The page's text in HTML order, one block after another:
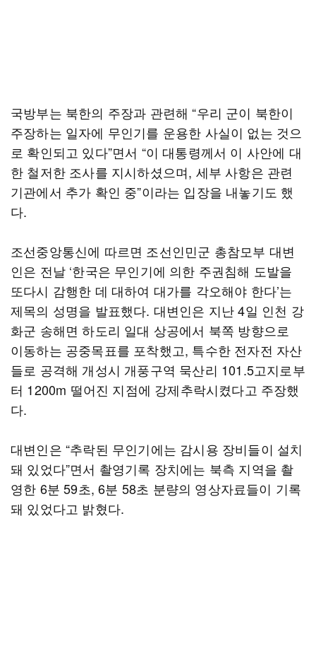
국방부는 북한의 주장과 관련해 “우리 군이 북한이
주장하는 일자에 무인기를 운용한 사실이 없는 것으
로 확인되고 있다”면서 “이 대통령께서 이 사안에 대
한 철저한 조사를 지시하셨으며, 세부 사항은 관련
기관에서 추가 확인 중”이라는 입장을 내놓기도 했
다.
조선중앙통신에 따르면 조선인민군 총참모부 대변
인은 전날 ‘한국은 무인기에 의한 주권침해 도발을
또다시 감행한 데 대하여 대가를 각오해야 한다’는
제목의 성명을 발표했다. 대변인은 지난 4일 인천 강
화군 송해면 하도리 일대 상공에서 북쪽 방향으로
이동하는 공중목표를 포착했고, 특수한 전자전 자산
들로 공격해 개성시 개풍구역 묵산리 101.5고지로부
터 1200m 떨어진 지점에 강제추락시켰다고 주장했
다.
대변인은 “추락된 무인기에는 감시용 장비들이 설치
돼 있었다”면서 촬영기록 장치에는 북측 지역을 촬
영한 6분 59초, 6분 58초 분량의 영상자료들이 기록
돼 있었다고 밝혔다.